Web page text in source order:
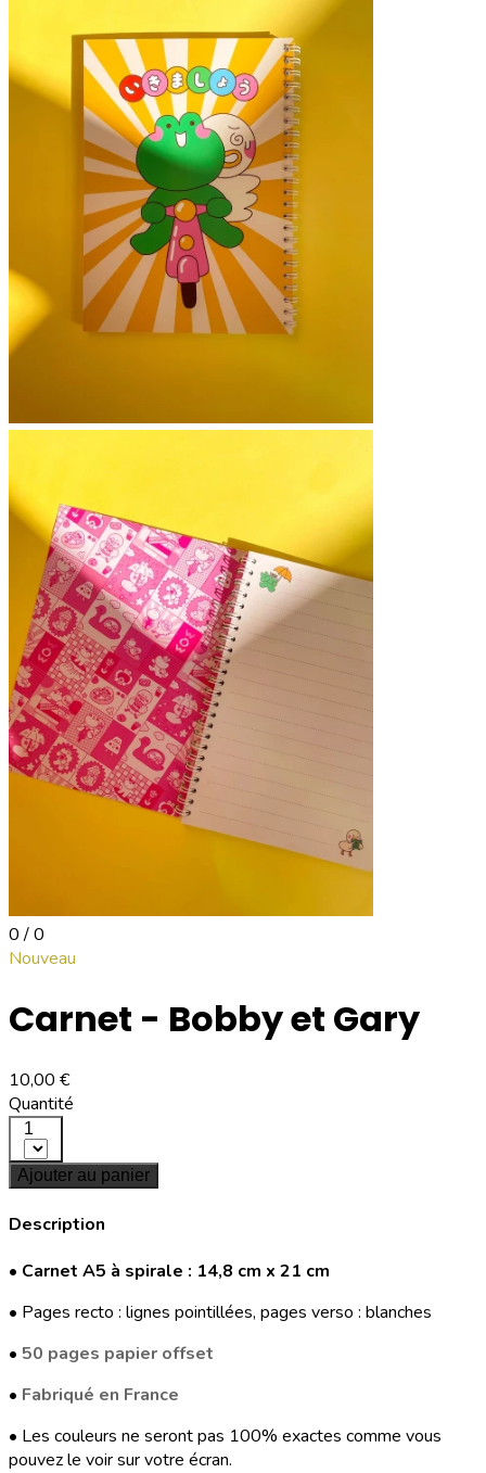
0 / 0
Nouveau
Carnet - Bobby et Gary
10,00 €
Quantité
1
Ajouter au panier
Description
• Carnet A5 à spirale : 14,8 cm x 21 cm
• Pages recto : lignes pointillées, pages verso : blanches
• 50 pages papier offset
• Fabriqué en France
• Les couleurs ne seront pas 100% exactes comme vous
pouvez le voir sur votre écran.